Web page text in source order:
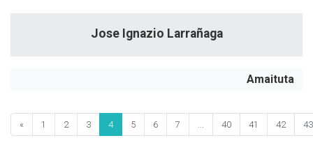
Jose Ignazio Larrañaga
Amaituta
« 1 2 3 4 5 6 7 ... 40 41 42 43